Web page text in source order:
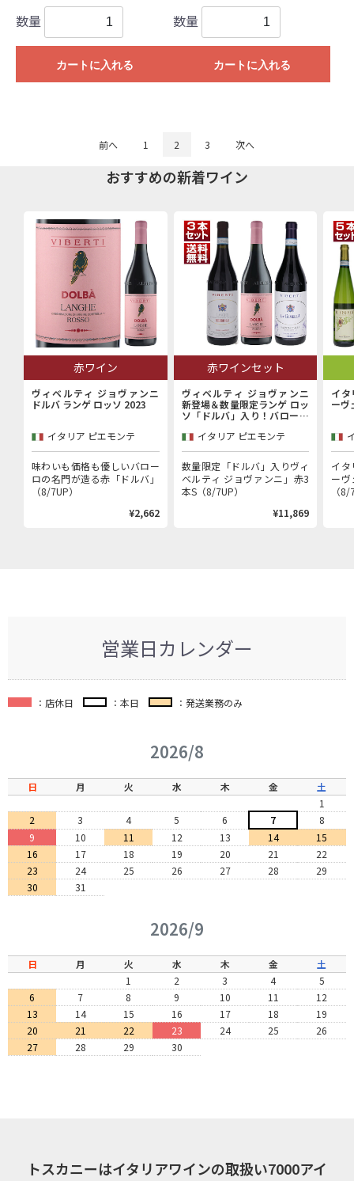
数量
カートに入れる
数量
カートに入れる
前へ 1 2 3 次へ
おすすめの新着ワイン
赤ワイン
ヴィベルティ ジョヴァンニ
ドルバ ランゲ ロッソ 2023
イタリア ピエモンテ
味わいも価格も優しいバロー
ロの名門が造る赤「ドルバ」
（8/7UP）
¥2,662
赤ワインセット
ヴィベルティ ジョヴァンニ
新登場＆数量限定ランゲ ロッ
ソ「ドルバ」入り！バローロ
産者「ヴィベルティ ジョヴァ
ンニ」赤3本セット
イタリア ピエモンテ
数量限定「ドルバ」入りヴィ
ベルティ ジョヴァンニ」赤3
本S（8/7UP）
¥11,869
イタ
ーヴ
イタ
ー
（
営業日カレンダー
：店休日 ：本日 ：発送業務のみ
2026/8
日 月 火 水 木 金
土
1
2
3 4 5 6 7
8
9
10 11 12 13 14
15
16
17 18 19 20 21
22
23
24 25 26 27 28
29
30
31
2026/9
日 月 火 水 木 金
土
1
2 3 4
5
6
7 8 9 10 11
12
13
14 15 16 17 18
19
20
21 22 23 24 25
26
27
28 29 30
トスカニーはイタリアワインの取扱い7000アイ